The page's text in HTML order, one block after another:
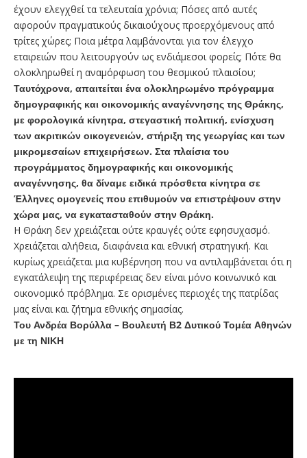
έχουν ελεγχθεί τα τελευταία χρόνια; Πόσες από αυτές
αφορούν πραγματικούς δικαιούχους προερχόμενους από
τρίτες χώρες; Ποια μέτρα λαμβάνονται για τον έλεγχο
εταιρειών που λειτουργούν ως ενδιάμεσοι φορείς; Πότε θα
ολοκληρωθεί η αναμόρφωση του θεσμικού πλαισίου;
Ταυτόχρονα, απαιτείται ένα ολοκληρωμένο πρόγραμμα
δημογραφικής και οικονομικής αναγέννησης της Θράκης,
με φορολογικά κίνητρα, στεγαστική πολιτική, ενίσχυση
των ακριτικών οικογενειών, στήριξη της γεωργίας και των
μικρομεσαίων επιχειρήσεων. Στα πλαίσια του
προγράμματος δημογραφικής και οικονομικής
αναγέννησης, θα δίναμε ειδικά πρόσθετα κίνητρα σε
Έλληνες ομογενείς που επιθυμούν να επιστρέψουν στην
χώρα μας, να εγκατασταθούν στην Θράκη.
Η Θράκη δεν χρειάζεται ούτε κραυγές ούτε εφησυχασμό.
Χρειάζεται αλήθεια, διαφάνεια και εθνική στρατηγική. Και
κυρίως χρειάζεται μια κυβέρνηση που να αντιλαμβάνεται ότι η
εγκατάλειψη της περιφέρειας δεν είναι μόνο κοινωνικό και
οικονομικό πρόβλημα. Σε ορισμένες περιοχές της πατρίδας
μας είναι και ζήτημα εθνικής σημασίας.
Του Ανδρέα Βορύλλα – Βουλευτή Β2 Δυτικού Τομέα Αθηνών
με τη ΝΙΚΗ